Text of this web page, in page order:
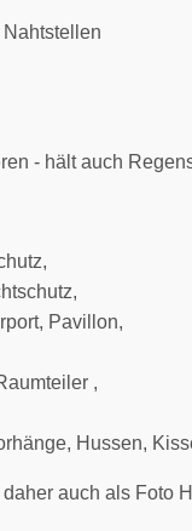
- hält auch
Pavillon,
,
Hussen,
auch als Foto